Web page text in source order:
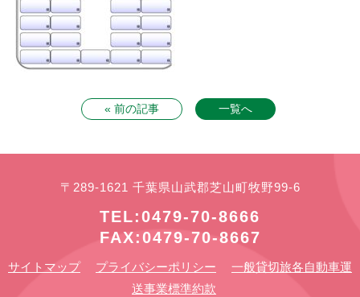
« 前の記事 一覧へ
〒289-1621 千葉県山武郡芝山町牧野99-6
TEL:0479-70-8666
FAX:0479-70-8667
サイトマップ プライバシーポリシー
一般貸切旅各自動車運
送事業標準約款